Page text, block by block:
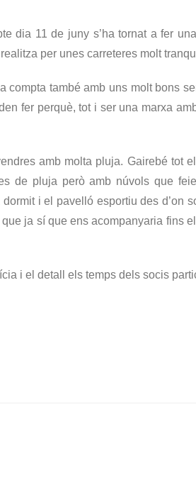
dia 11 de juny s’ha tornat a fer
per unes carreteres molt
compta també amb uns molt bons
fer perquè, tot i ser una marxa
amb molta pluja. Gairebé
de pluja però amb núvols que
i el pavelló esportiu des d’on
ja sí que ens acompanyaria fins
i el detall els temps dels socis